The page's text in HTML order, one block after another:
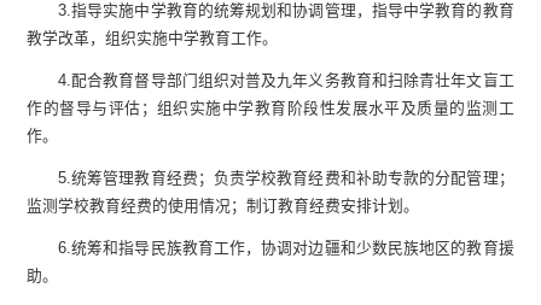
3.指导实施中学教育的统筹规划和协调管理，指导中学教育的教育
教学改革，组织实施中学教育工作。
4.配合教育督导部门组织对普及九年义务教育和扫除青壮年文盲工
作的督导与评估；组织实施中学教育阶段性发展水平及质量的监测工
作。
5.统筹管理教育经费；负责学校教育经费和补助专款的分配管理；
监测学校教育经费的使用情况；制订教育经费安排计划。
6.统筹和指导民族教育工作，协调对边疆和少数民族地区的教育援
助。